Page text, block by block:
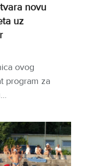
novu
uz
ovog
program za